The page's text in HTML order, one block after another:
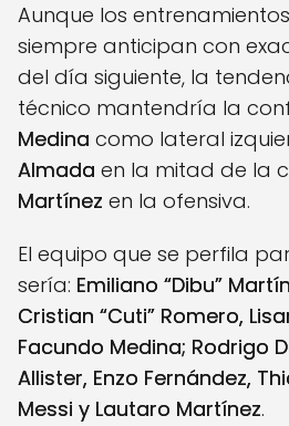
Aunque los
siempre anticipan con
del día siguiente, la
técnico mantendría la
Medina como lateral
Almada en la mitad de la
Martínez en la ofensiva.
El equipo que se perfila
sería: Emiliano “Dibu”
Cristian “Cuti” Romero,
Facundo Medina; Rodrigo
Allister, Enzo Fernández,
Messi y Lautaro Martínez.